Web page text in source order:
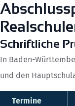
Schriftliche
In Baden-
und den
Termine